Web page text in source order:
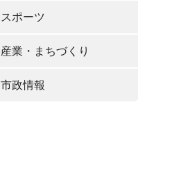
スポーツ
産業・まちづくり
市政情報